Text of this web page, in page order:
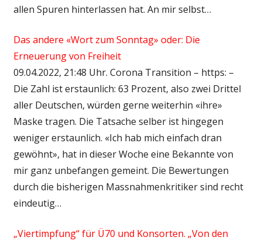
allen Spuren hinterlassen hat. An mir selbst…
Das andere «Wort zum Sonntag» oder: Die
Erneuerung von Freiheit
09.04.2022, 21:48 Uhr. Corona Transition – https: –
Die Zahl ist erstaunlich: 63 Prozent, also zwei Drittel
aller Deutschen, würden gerne weiterhin «ihre»
Maske tragen. Die Tatsache selber ist hingegen
weniger erstaunlich. «Ich hab mich einfach dran
gewöhnt», hat in dieser Woche eine Bekannte von
mir ganz unbefangen gemeint. Die Bewertungen
durch die bisherigen Massnahmenkritiker sind recht
eindeutig…
„Viertimpfung“ für Ü70 und Konsorten. „Von den